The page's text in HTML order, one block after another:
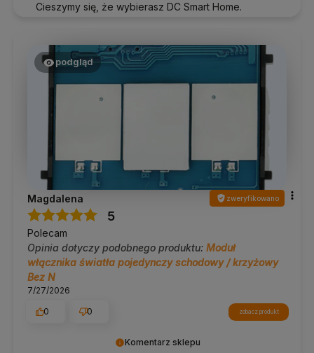
Cieszymy się, że wybierasz DC Smart Home.
Komentarz sklepu
podgląd
Magdalena zweryfikowano
5
Polecam
Opinia dotyczy podobnego produktu: Moduł
włącznika światła pojedynczy schodowy / krzyżowy
Bez N
7/27/2026
0
0 zobacz produkt